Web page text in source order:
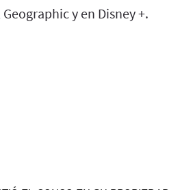
y en Disney +.